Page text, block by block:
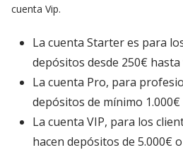
cuenta Vip.
La cuenta Starter es para
depósitos desde 250€ hasta
La cuenta Pro, para
depósitos de mínimo 1.000€
La cuenta VIP, para los
hacen depósitos de 5.000€